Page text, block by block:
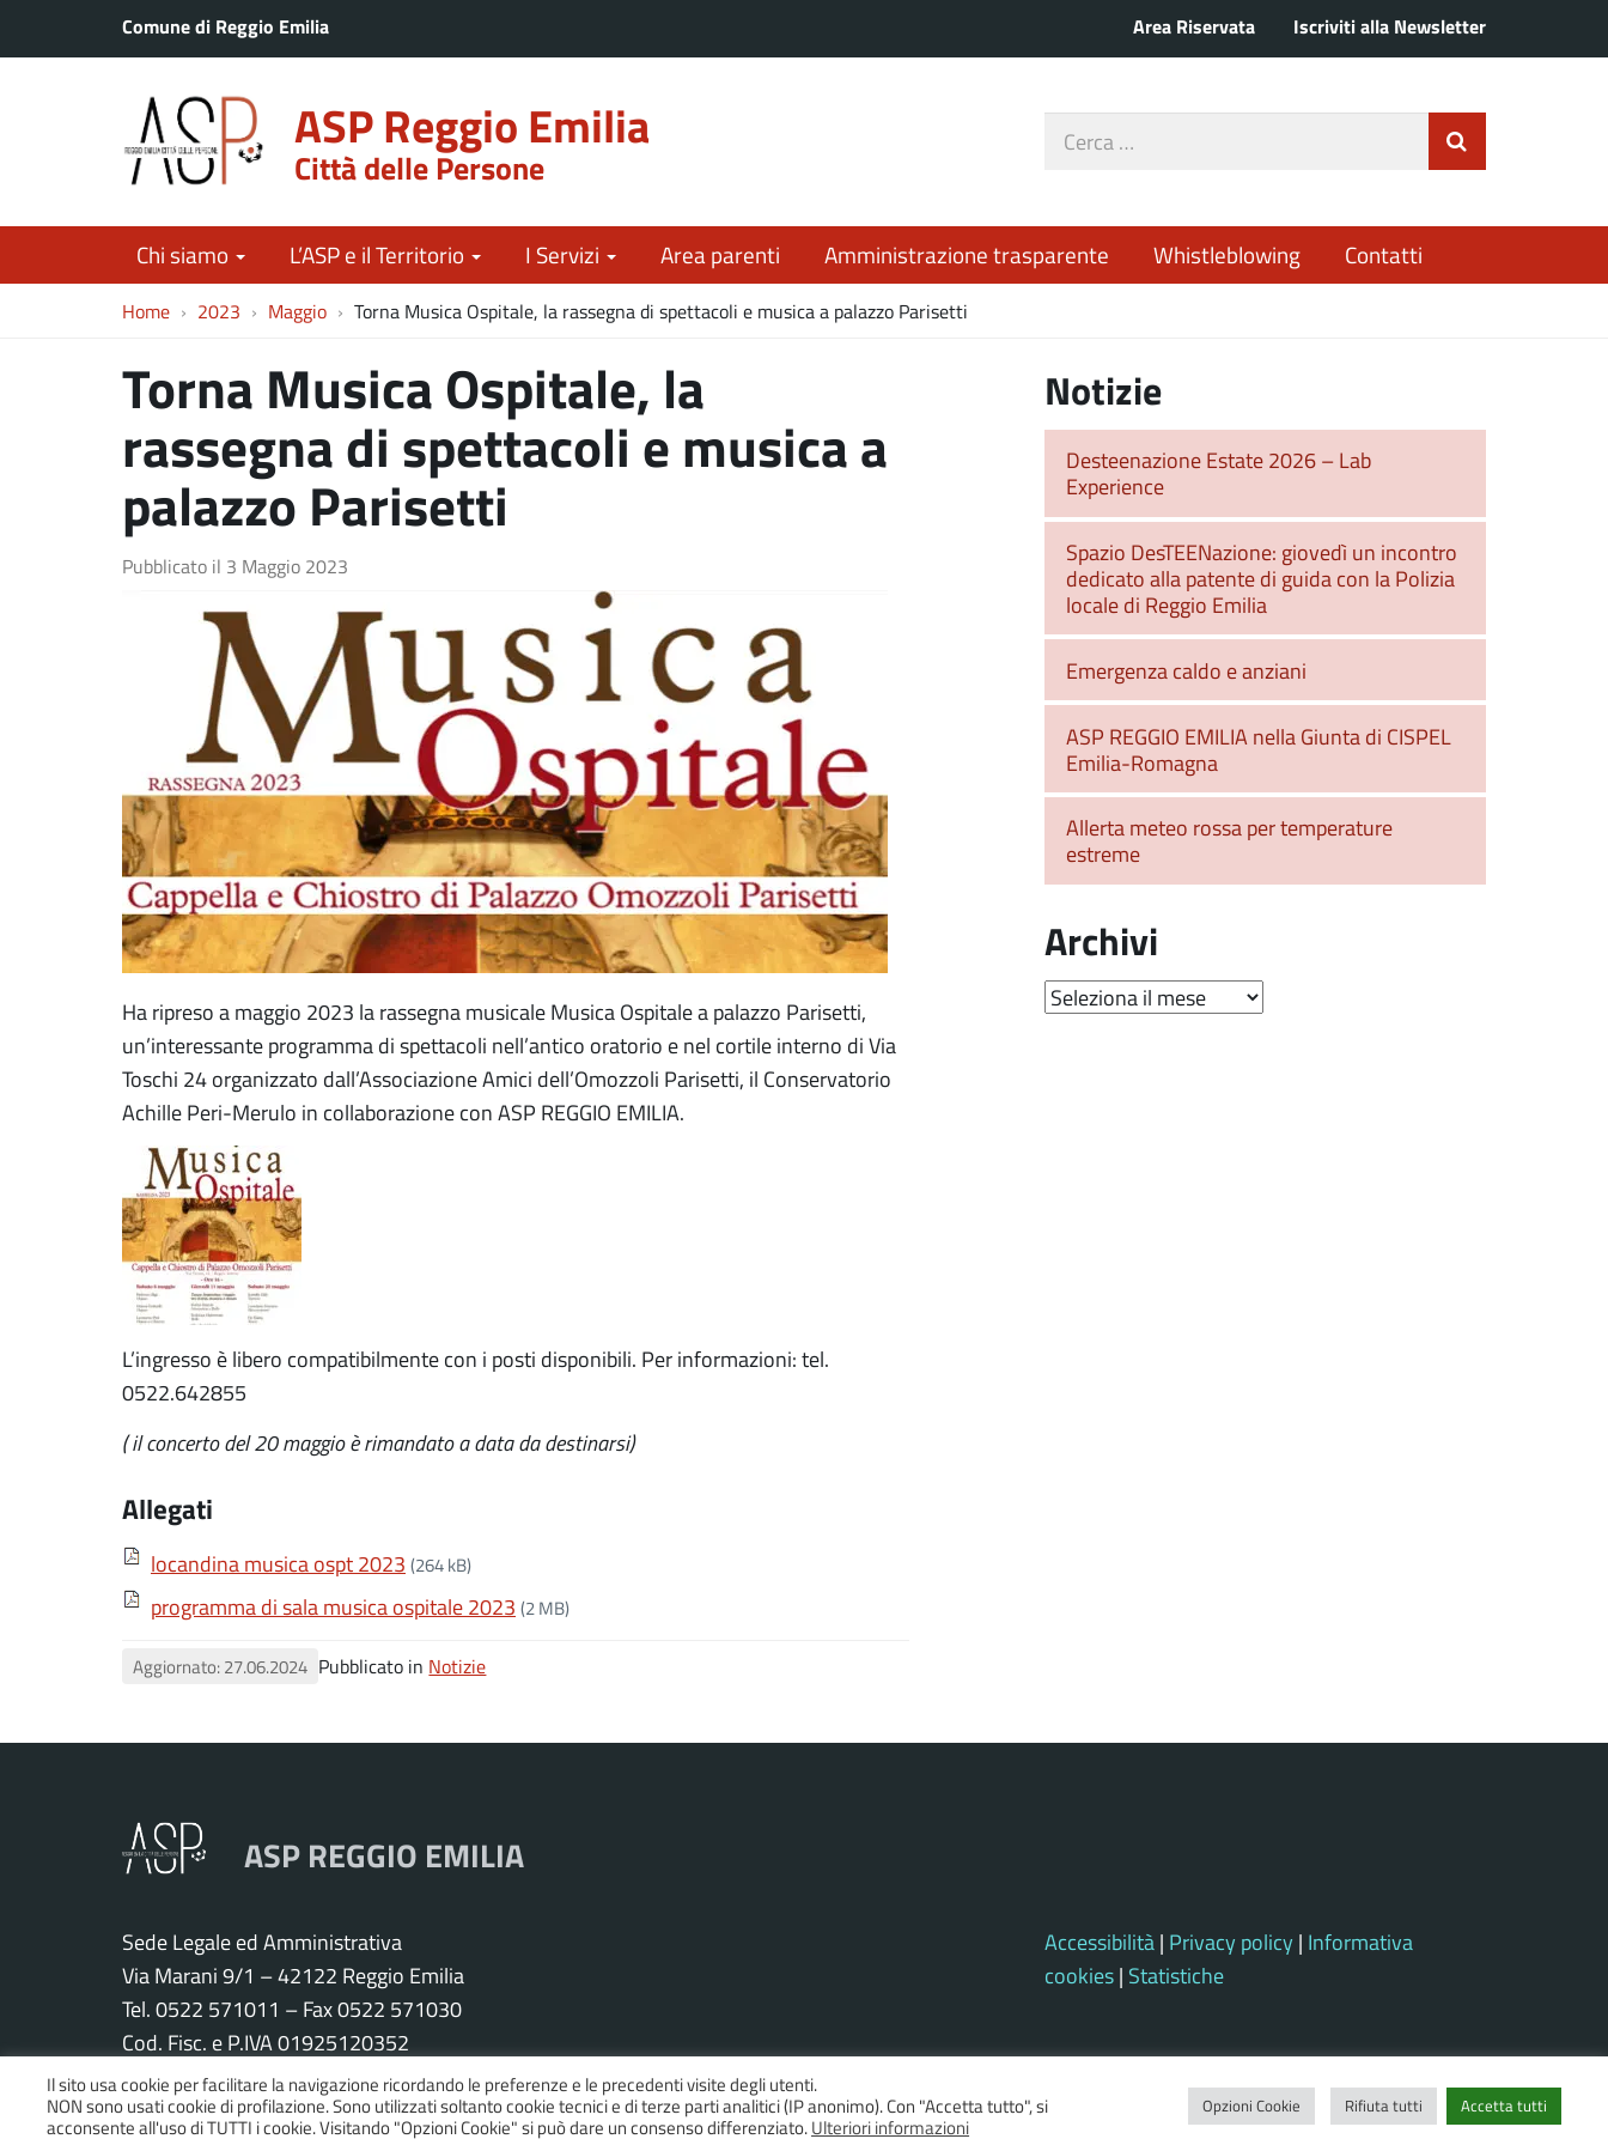
Comune di Reggio Emilia Area Riservata Iscriviti alla Newsletter
ASP Reggio Emilia
Città delle Persone
Cerca
Chi siamo L’ASP e il Territorio I Servizi Area parenti Amministrazione trasparente Whistleblowing Contatti
Home 2023 Maggio Torna Musica Ospitale, la rassegna di spettacoli e musica a palazzo Parisetti
Torna Musica Ospitale, la
rassegna di spettacoli e musica a
palazzo Parisetti
Pubblicato il 3 Maggio 2023
Ha ripreso a maggio 2023 la rassegna musicale Musica Ospitale a palazzo Parisetti,
un’interessante programma di spettacoli nell’antico oratorio e nel cortile interno di Via
Toschi 24 organizzato dall’Associazione Amici dell’Omozzoli Parisetti, il Conservatorio
Achille Peri-Merulo in collaborazione con ASP REGGIO EMILIA.
L’ingresso è libero compatibilmente con i posti disponibili. Per informazioni: tel.
0522.642855
( il concerto del 20 maggio è rimandato a data da destinarsi)
Allegati
locandina musica ospt 2023 (264 kB)
programma di sala musica ospitale 2023 (2 MB)
Aggiornato: 27.06.2024 Pubblicato in Notizie
Notizie
Desteenazione Estate 2026 – Lab
Experience
Spazio DesTEENazione: giovedì un incontro
dedicato alla patente di guida con la Polizia
locale di Reggio Emilia
Emergenza caldo e anziani
ASP REGGIO EMILIA nella Giunta di CISPEL
Emilia-Romagna
Allerta meteo rossa per temperature
estreme
Archivi
Archivi
ASP REGGIO EMILIA
Sede Legale ed Amministrativa
Via Marani 9/1 – 42122 Reggio Emilia
Tel. 0522 571011 – Fax 0522 571030
Cod. Fisc. e P.IVA 01925120352
PEC: asp.re@pcert.postecert.it
E-mail:info@asp.re.it
Accessibilità| Privacy policy | Informativa
cookies| Statistiche
Il sito usa cookie per facilitare la navigazione ricordando le preferenze e le precedenti visite degli utenti.
NON sono usati cookie di profilazione. Sono utilizzati soltanto cookie tecnici e di terze parti analitici (IP anonimo). Con "Accetta tutto", si
acconsente all'uso di TUTTI i cookie. Visitando "Opzioni Cookie" si può dare un consenso differenziato. Ulteriori informazioni
Opzioni Cookie Rifiuta tutti Accetta tutti